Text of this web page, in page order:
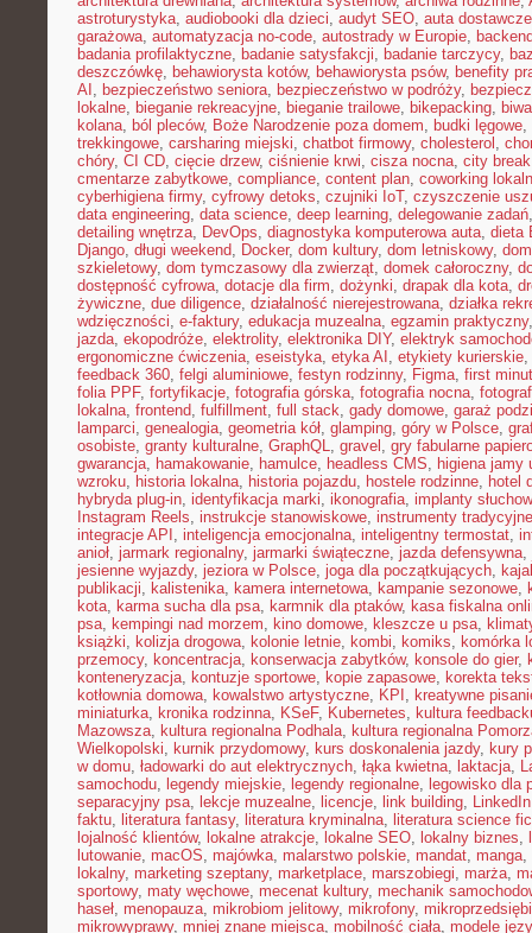
astroturystyka, audiobooki dla dzieci, audyt SEO, auta dostawcze
garażowa, automatyzacja no-code, autostrady w Europie,
badania profilaktyczne, badanie satysfakcji, badanie tarczycy,
deszczówkę, behawiorysta kotów, behawiorysta psów, benefity
AI , bezpieczeństwo seniora, bezpieczeństwo w podróży,
lokalne, bieganie rekreacyjne, bieganie trailowe, bikepacking,
kolana, ból pleców, Boże Narodzenie poza domem, budki lęgowe,
trekkingowe, carsharing miejski, chatbot firmowy, cholesterol ,
chóry, CI CD, cięcie drzew, ciśnienie krwi, cisza nocna, city
cmentarze zabytkowe, compliance, content plan, coworking
cyberhigiena firmy, cyfrowy detoks, czujniki IoT, czyszczenie
data engineering, data science, deep learning, delegowanie zadań
detailing wnętrza, DevOps, diagnostyka komputerowa auta, dieta
Django, długi weekend, Docker, dom kultury, dom letniskowy,
szkieletowy, dom tymczasowy dla zwierząt, domek całoroczny,
dostępność cyfrowa, dotacje dla firm, dożynki, drapak dla kota,
żywiczne, due diligence, działalność nierejestrowana, działka
wdzięczności, e-faktury, edukacja muzealna, egzamin praktyczny
jazda, ekopodróże, elektrolity, elektronika DIY, elektryk
ergonomiczne ćwiczenia, eseistyka, etyka AI , etykiety kurierskie,
feedback 360, felgi aluminiowe, festyn rodzinny, Figma, first
folia PPF, fortyfikacje, fotografia górska, fotografia nocna,
lokalna, frontend, fulfillment, full stack, gady domowe, garaż
lamparci, genealogia, geometria kół, glamping, góry w Polsce,
osobiste, granty kulturalne, GraphQL, gravel , gry fabularne
gwarancja, hamakowanie, hamulce, headless CMS, higiena jamy
wzroku, historia lokalna, historia pojazdu, hostele rodzinne, hotel
hybryda plug-in, identyfikacja marki, ikonografia, implanty
Instagram Reels, instrukcje stanowiskowe, instrumenty tradycyjne
integracje API , inteligencja emocjonalna, inteligentny termostat,
anioł, jarmark regionalny, jarmarki świąteczne, jazda defensywna,
jesienne wyjazdy, jeziora w Polsce, joga dla początkujących,
publikacji, kalistenika, kamera internetowa, kampanie sezonowe,
kota, karma sucha dla psa, karmnik dla ptaków, kasa fiskalna
psa, kempingi nad morzem, kino domowe, kleszcze u psa,
książki, kolizja drogowa, kolonie letnie, kombi, komiks, komórka
przemocy, koncentracja, konserwacja zabytków, konsole do gier,
konteneryzacja, kontuzje sportowe, kopie zapasowe, korekta
kotłownia domowa, kowalstwo artystyczne, KPI , kreatywne
miniaturka, kronika rodzinna, KSeF, Kubernetes, kultura
Mazowsza, kultura regionalna Podhala, kultura regionalna
Wielkopolski, kurnik przydomowy, kurs doskonalenia jazdy, kury
w domu, ładowarki do aut elektrycznych, łąka kwietna, laktacja,
samochodu, legendy miejskie, legendy regionalne, legowisko dla
separacyjny psa, lekcje muzealne, licencje, link building,
faktu, literatura fantasy, literatura kryminalna, literatura science
lojalność klientów, lokalne atrakcje, lokalne SEO, lokalny biznes,
lutowanie, macOS, majówka, malarstwo polskie, mandat, manga,
lokalny, marketing szeptany, marketplace, marszobiegi, marża,
sportowy, maty węchowe, mecenat kultury, mechanik
haseł, menopauza, mikrobiom jelitowy, mikrofony,
mikrowyprawy, mniej znane miejsca, mobilność ciała, modele